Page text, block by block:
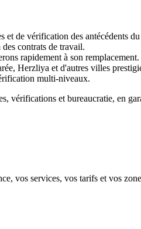
et de vérification des antécédents
contrats de travail.
rapidement à son remplacement.
Herzliya et d'autres villes
multi-niveaux.
vérifications et bureaucratie, en
vos services, vos tarifs et vos